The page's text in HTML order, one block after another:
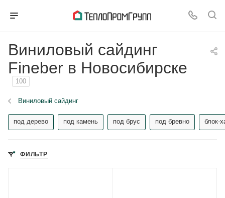
Виниловый сайдинг
Fineber в Новосибирске
100
Виниловый сайдинг
под дерево под камень под брус под бревно блок-
ФИЛЬТР